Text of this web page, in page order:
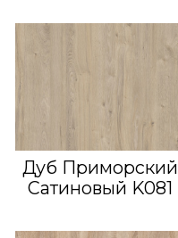
Дуб Приморский
Сатиновый K081